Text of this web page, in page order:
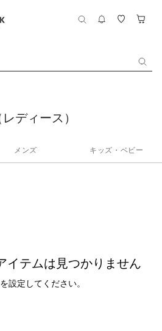
ディース）
メンズ キッズ・ベビー
イテムは見つかりません
設定してください。